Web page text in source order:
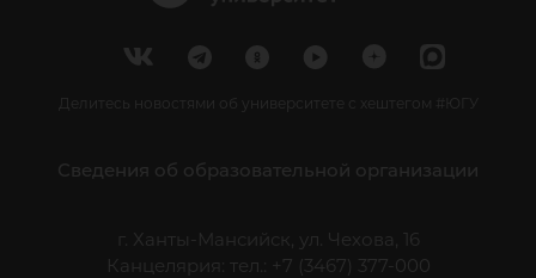
Делитесь новостями об университете с хештегом #ЮГУ
Сведения об образовательной организации
г. Ханты-Мансийск, ул. Чехова, 16
Канцелярия: тел.: +7 (3467) 377-000